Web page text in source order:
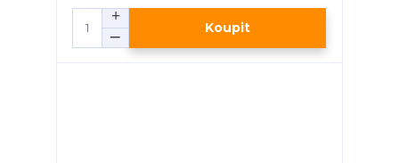
Koupit